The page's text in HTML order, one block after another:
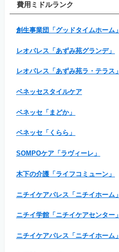
費用ミドルランク
創生事業団「グッドタイムホーム」
レオパレス「あずみ苑グランデ」
レオパレス「あずみ苑ラ・テラス」
ベネッセスタイルケア
ベネッセ「まどか」
ベネッセ「くらら」
SOMPOケア「ラヴィーレ」
木下の介護「ライフコミューン」
ニチイケアパレス「ニチイホーム」
ニチイ学館「ニチイケアセンター」
ニチイケアパレス「ニチイホーム」